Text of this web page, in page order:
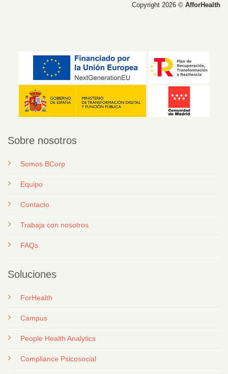
Copyright 2026 © AfforHealth
Sobre nosotros
Somos BCorp
Equipo
Contacto
Trabaja con nosotros
FAQs
Soluciones
ForHealth
Campus
People Health Analytics
Compliance Psicosocial